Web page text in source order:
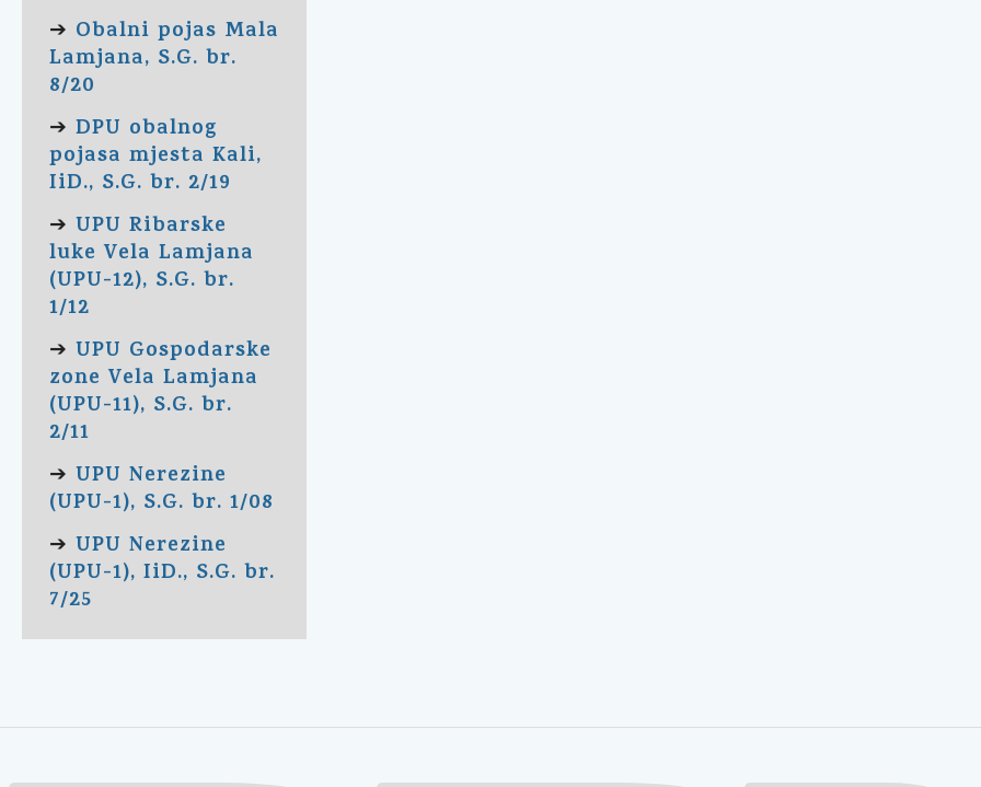
➔ Obalni pojas Mala
Lamjana, S.G. br.
8/20
➔ DPU obalnog
pojasa mjesta Kali,
IiD., S.G. br. 2/19
➔ UPU Ribarske
luke Vela Lamjana
(UPU-12), S.G. br.
1/12
➔ UPU Gospodarske
zone Vela Lamjana
(UPU-11), S.G. br.
2/11
➔ UPU Nerezine
(UPU-1), S.G. br. 1/08
➔ UPU Nerezine
(UPU-1), IiD., S.G. br.
7/25